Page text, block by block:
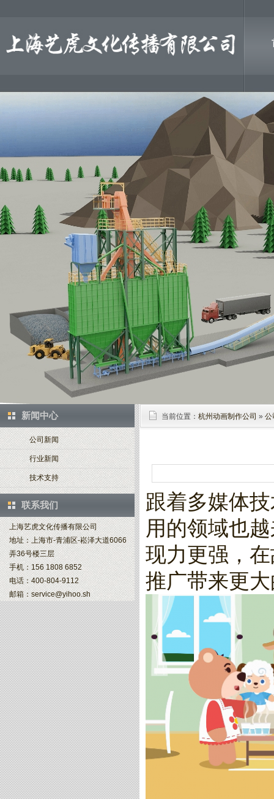
新闻中心
公司新闻
行业新闻
技术支持
联系我们
上海艺虎文化传播有限公司
地址：上海市-青浦区-崧泽大道6066
弄36号楼三层
手机：156 1808 6852
电话：400-804-9112
邮箱：service@yihoo.sh
当前位置： 杭州动画制作公司 » 公
跟着多媒体
用的领域也
现力更强，
推广带来更